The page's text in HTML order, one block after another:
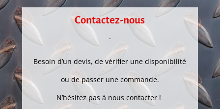
Contactez-nous
.
Besoin d’un devis, de vérifier une disponibilité
ou de passer une commande.
N’hésitez pas à nous contacter !